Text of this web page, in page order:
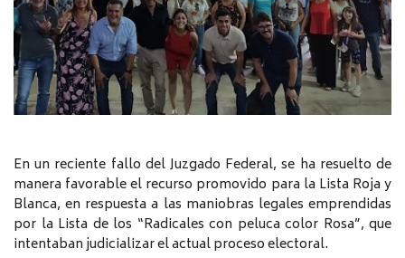
En un reciente fallo del Juzgado Federal, se ha resuelto de
manera favorable el recurso promovido para la Lista Roja y
Blanca, en respuesta a las maniobras legales emprendidas
por la Lista de los “Radicales con peluca color Rosa”, que
intentaban judicializar el actual proceso electoral.